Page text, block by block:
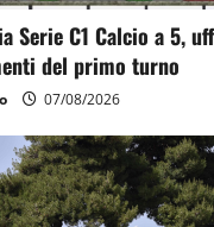
Serie C1 Calcio a 5,
del primo turno
07/08/2026